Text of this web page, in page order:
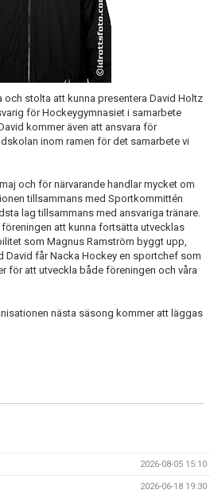
och stolta att kunna presentera David Holtz
för Hockeygymnasiet i samarbete
kommer även att ansvara för
inom ramen för det samarbete vi
och för närvarande handlar mycket om
tillsammans med Sportkommittén
lag tillsammans med ansvariga tränare.
att kunna fortsätta utvecklas
som Magnus Ramström byggt upp,
David får Nacka Hockey en sportchef som
för att utveckla både föreningen och våra
nästa säsong kommer att läggas
2026-08-05 15:10
2026-06-18 19:30